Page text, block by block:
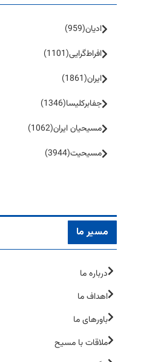
ادیان(959)
افراط‌گرایی(1101)
ایران(1861)
جفا‌بر‌کلیسا(1346)
مسیحیان ایران(1062)
مسیحیت(3944)
مسیر ما
درباره ما
اهداف ما
باورهای ما
ملاقات با مسیح